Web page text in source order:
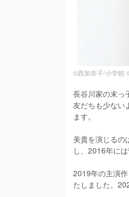
©西加奈子/小学館
長谷川家の末っ
友だちも少ない
ます。
美貴を演じるの
し、2016年に
2019年の主演
たしました。